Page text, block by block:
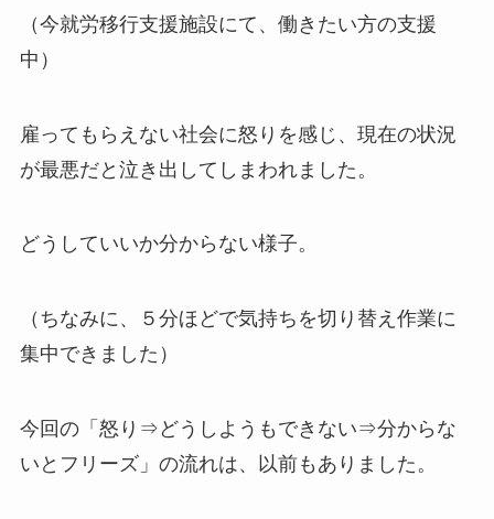
（今就労移行支援施設にて、働きたい方の支援
中）
雇ってもらえない社会に怒りを感じ、現在の状況
が最悪だと泣き出してしまわれました。
どうしていいか分からない様子。
（ちなみに、５分ほどで気持ちを切り替え作業に
集中できました）
今回の「怒り⇒どうしようもできない⇒分からな
いとフリーズ」の流れは、以前もありました。